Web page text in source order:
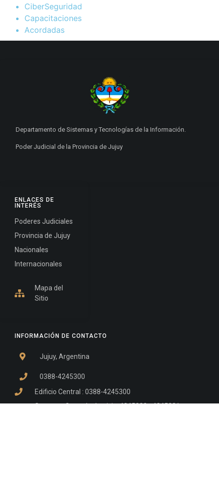
CiberSeguridad
Capacitaciones
Acordadas
INFORMACIÓN DE CONTACTO
Jujuy, Argentina
0388-4245300
Edificio Central : 0388-4245300
Suprema Corte de Justicia: 4245330 - 4245331 -
ENLACES DE
INTERÉS
Poderes Judiciales
Provincia de Jujuy
Nacionales
Internacionales
Mapa del
Sitio
Departamento de Sistemas y Tecnologías de la Información.
Poder Judicial de la Provincia de Jujuy